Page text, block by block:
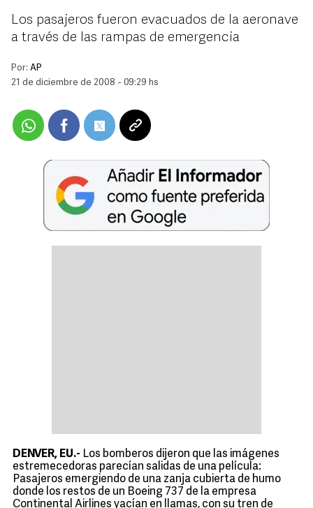
Los pasajeros fueron evacuados de la aeronave
a través de las rampas de emergencia
Por: AP
21 de diciembre de 2008 - 09:29 hs
DENVER, EU.- Los bomberos dijeron que las imágenes
estremecedoras parecían salidas de una película:
Pasajeros emergiendo de una zanja cubierta de humo
donde los restos de un Boeing 737 de la empresa
Continental Airlines yacían en llamas, con su tren de